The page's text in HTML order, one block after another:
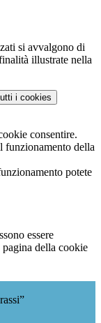
si avvalgono di
illustrate nella
i cookies
consentire.
funzionamento della
potete
essere
della cookie